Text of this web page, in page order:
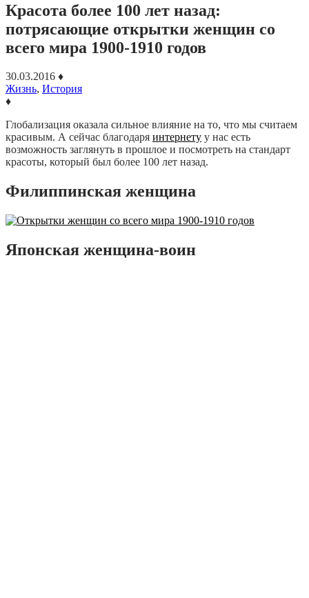
Красота более 100 лет назад:
потрясающие открытки женщин со
всего мира 1900-1910 годов
30.03.2016 ♦
Жизнь, История
♦
Глобализация оказала сильное влияние на то, что мы считаем
красивым. А сейчас благодаря интернету у нас есть
возможность заглянуть в прошлое и посмотреть на стандарт
красоты, который был более 100 лет назад.
Филиппинская женщина
Японская женщина-воин